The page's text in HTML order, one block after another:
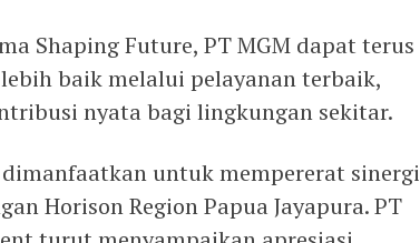
Shaping Future, PT MGM dapat terus
baik melalui pelayanan terbaik,
nyata bagi lingkungan sekitar.
untuk mempererat sinergi
Horison Region Papua Jayapura. PT